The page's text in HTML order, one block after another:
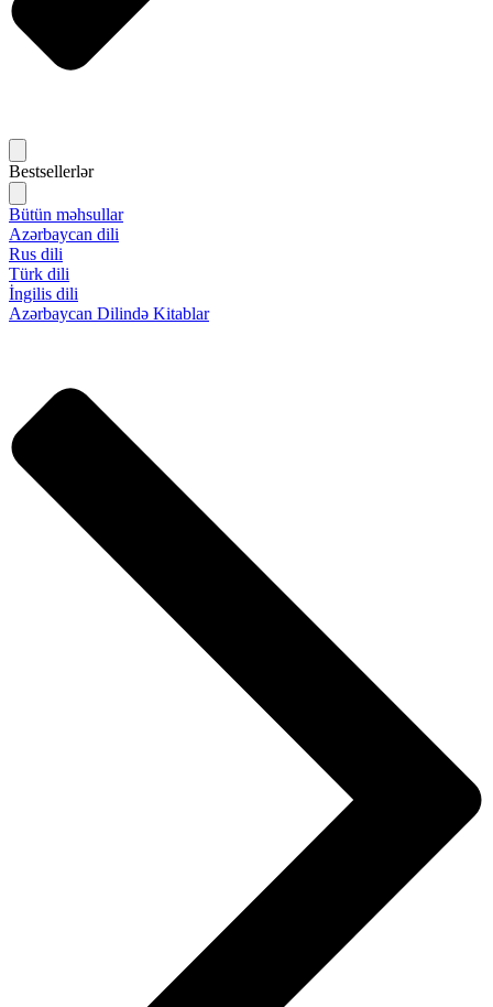
Bestsellerlər
Bütün məhsullar
Azərbaycan dili
Rus dili
Türk dili
İngilis dili
Azərbaycan Dilində Kitablar